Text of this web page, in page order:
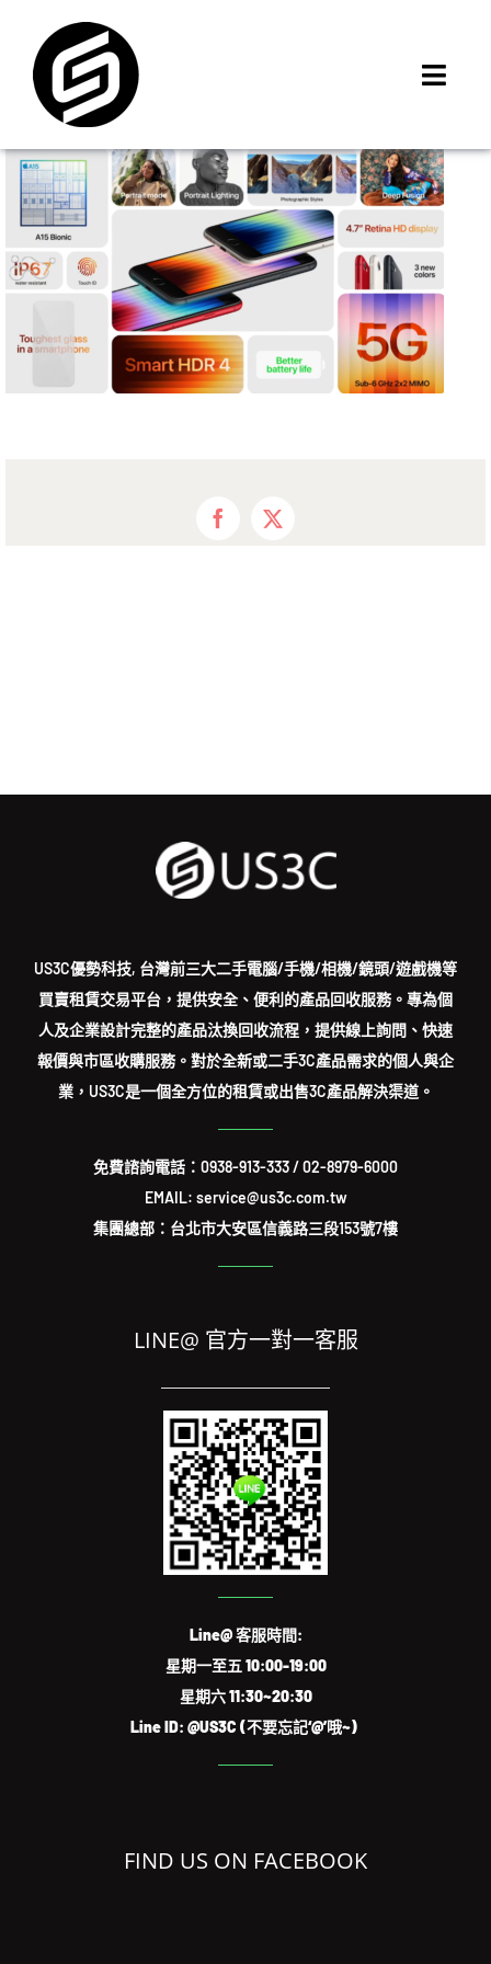
content
門市據點
iMCheck APP
iPhone 回收價
3C租賃
MSI 舊換新
Facebook
X
US3C優勢科技, 台灣前三大二手電腦/手機/相機/鏡頭/遊戲機等
買賣租賃交易平台，提供安全、便利的產品回收服務。專為個
人及企業設計完整的產品汰換回收流程，提供線上詢問、快速
報價與市區收購服務。對於全新或二手3C產品需求的個人與企
業，US3C是一個全方位的租賃或出售3C產品解決渠道。
免費諮詢電話： 0938-913-333/02-8979-6000
EMAIL: service@us3c.com.tw
集團總部：台北市大安區信義路三段153號7樓
LINE@ 官方一對一客服
Line@ 客服時間:
星期一至五 10:00-19:00
星期六 11:30~20:30
Line ID: @US3C (不要忘記‘@’哦~)
FIND US ON FACEBOOK